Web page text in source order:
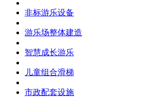
非标游乐设备
游乐场整体建造
智慧成长游乐
儿童组合滑梯
市政配套设施